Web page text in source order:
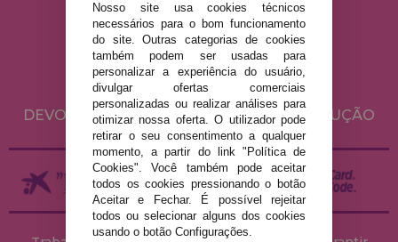
AVISO LEGAL
POLÍTICA DE PRIVACIDADE
POLÍTICA DE COOKIES
ENVIO E DEVOLUÇÕES
DEVOLUÇÕES / DIREITO DE LIVRE RESOLUÇÃO
Nosso site usa cookies técnicos
necessários para o bom funcionamento
do site. Outras categorias de cookies
também podem ser usadas para
personalizar a experiência do usuário,
divulgar ofertas comerciais
personalizadas ou realizar análises para
otimizar nossa oferta. O utilizador pode
retirar o seu consentimento a qualquer
momento, a partir do link "Política de
Cookies". Você também pode aceitar
todos os cookies pressionando o botão
Aceitar e Fechar. É possível rejeitar
todos ou selecionar alguns dos cookies
usando o botão Configurações.